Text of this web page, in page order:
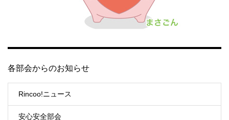
各部会からのお知らせ
Rincoo!ニュース
安心安全部会